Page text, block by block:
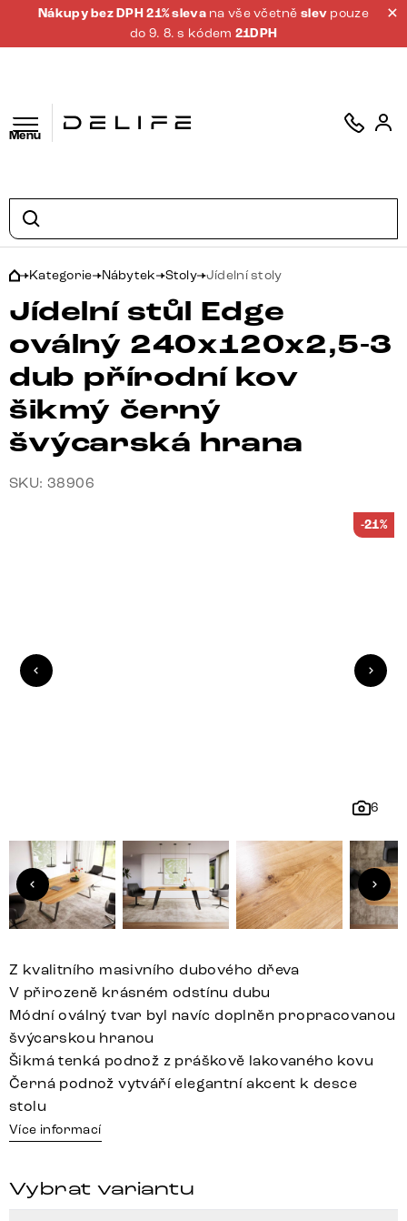
Nákupy bez DPH 21% sleva na vše včetněslev pouze
do 9. 8. s kódem 21DPH
Menu
Kategorie Nábytek Stoly Jídelní stoly
Jídelní stůl Edge
oválný 240x120x2,5-3
dub přírodní kov
šikmý černý
švýcarská hrana
SKU: 38906
6
-21%
Z kvalitního masivního dubového dřeva
V přirozeně krásném odstínu dubu
Módní oválný tvar byl navíc doplněn propracovanou
švýcarskou hranou
Šikmá tenká podnož z práškově lakovaného kovu
Černá podnož vytváří elegantní akcent k desce
stolu
Více informací
Vybrat variantu